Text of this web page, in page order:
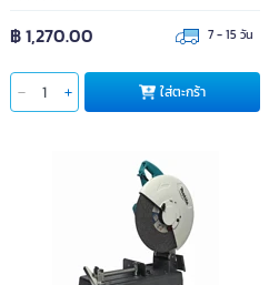
฿ 1,270.00 7 - 15 วัน
ใส่ตะกร้า